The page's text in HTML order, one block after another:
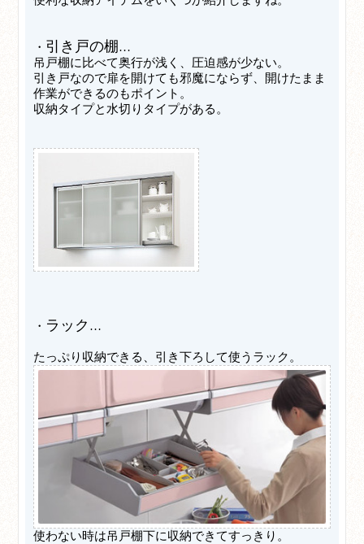
・ 引き戸の棚…
吊戸棚に比べて奥行が浅く、圧迫感が少ない。
引き戸なので扉を開けても邪魔にならず、開けたまま
作業ができるのもポイント。
収納タイプと水切りタイプがある。
・ ラック …
たっぷり収納できる、引き下ろして使うラック。
使わない時は吊戸棚下に収納できてすっきり。